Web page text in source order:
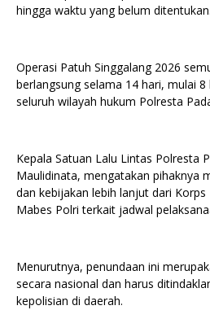
hingga waktu yang belum ditentukan.
Operasi Patuh Singgalang 2026
berlangsung selama 14 hari, mulai 8
seluruh wilayah hukum Polresta
Kepala Satuan Lalu Lintas Polresta
Maulidinata, mengatakan pihaknya
dan kebijakan lebih lanjut dari
Mabes Polri terkait jadwal
Menurutnya, penundaan ini
secara nasional dan harus
kepolisian di daerah.